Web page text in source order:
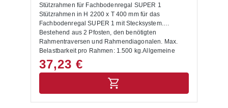
Stützrahmen für Fachbodenregal SUPER 1
Stützrahmen in H 2200 x T 400 mm für das
Fachbodenregal SUPER 1 mit Stecksystem.
Bestehend aus 2 Pfosten, den benötigten
Rahmentraversen und Rahmendiagonalen. Max.
Belastbarkeit pro Rahmen: 1.500 kg.Allgemeine
Hinweise:Es werden noch 2 Füße und 2
Abdeckkappen benötigt! Die maximale Tragkraft
wird nur erreicht, wenn die Rahmentraversen /
Diagonalen gemäß Montagediagramm montiert
37,23 €